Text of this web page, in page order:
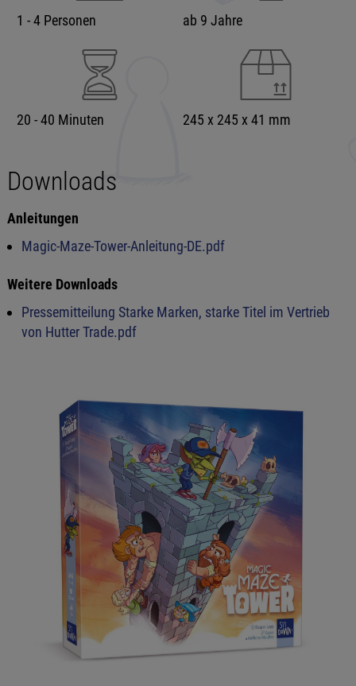
1 - 4 Personen ab 9 Jahre
20 - 40 Minuten 245 x 245 x 41 mm
Downloads
Anleitungen
Magic-Maze-Tower-Anleitung-DE.pdf
Weitere Downloads
Pressemitteilung Starke Marken, starke Titel im Vertrieb
von Hutter Trade.pdf